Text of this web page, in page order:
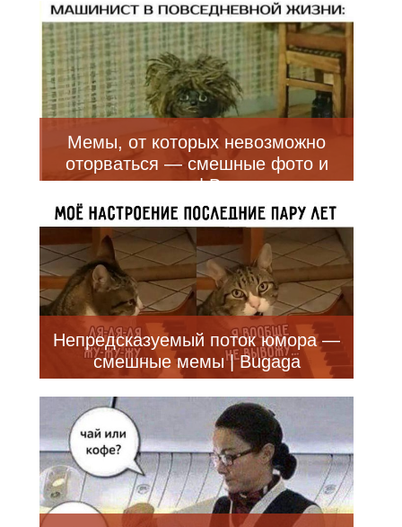
Мемы, от которых невозможно
оторваться — смешные фото и
приколы | Bugaga
Непредсказуемый поток юмора —
смешные мемы | Bugaga